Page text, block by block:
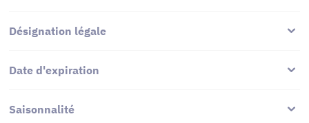
Désignation légale
Date d'expiration
Saisonnalité